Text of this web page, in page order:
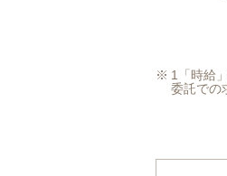
1「時給
委託での